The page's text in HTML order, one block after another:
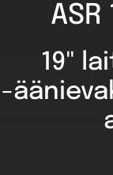
19"
-